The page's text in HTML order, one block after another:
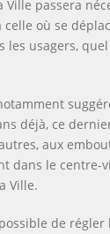
passera
celle où se
les usagers,
déjà, ce
aux
dans le centre-
Ville.
de